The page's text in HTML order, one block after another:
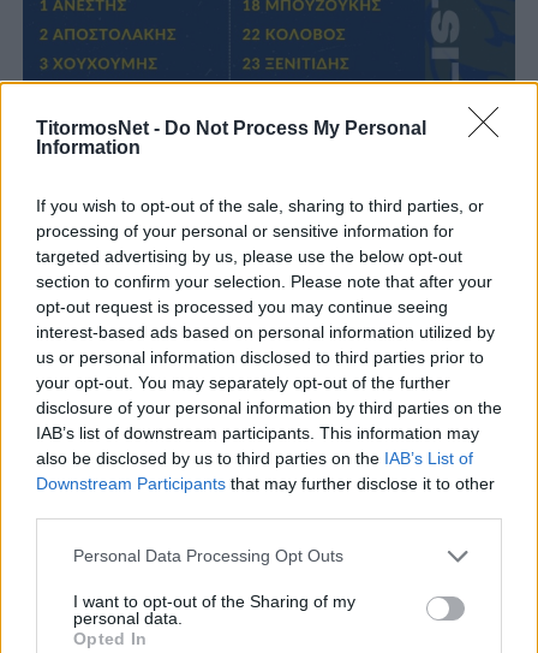
TitormosNet - Do Not Process My Personal
Information
If you wish to opt-out of the sale, sharing to third parties, or
processing of your personal or sensitive information for
targeted advertising by us, please use the below opt-out
section to confirm your selection. Please note that after your
opt-out request is processed you may continue seeing
interest-based ads based on personal information utilized by
us or personal information disclosed to third parties prior to
your opt-out. You may separately opt-out of the further
disclosure of your personal information by third parties on the
IAB’s list of downstream participants. This information may
also be disclosed by us to third parties on the IAB’s List of
Downstream Participants that may further disclose it to other
Personal Data Processing Opt Outs
I want to opt-out of the Sharing of my
personal data.
Opted In